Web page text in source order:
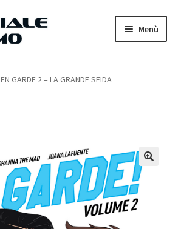
Menù
EN GARDE 2 – LA GRANDE SFIDA